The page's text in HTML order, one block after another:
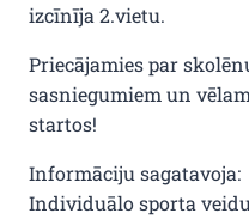
izcīnīja 2.vietu.
Priecājamies par
sasniegumiem un
startos!
Informāciju sagatavoja:
Individuālo sporta